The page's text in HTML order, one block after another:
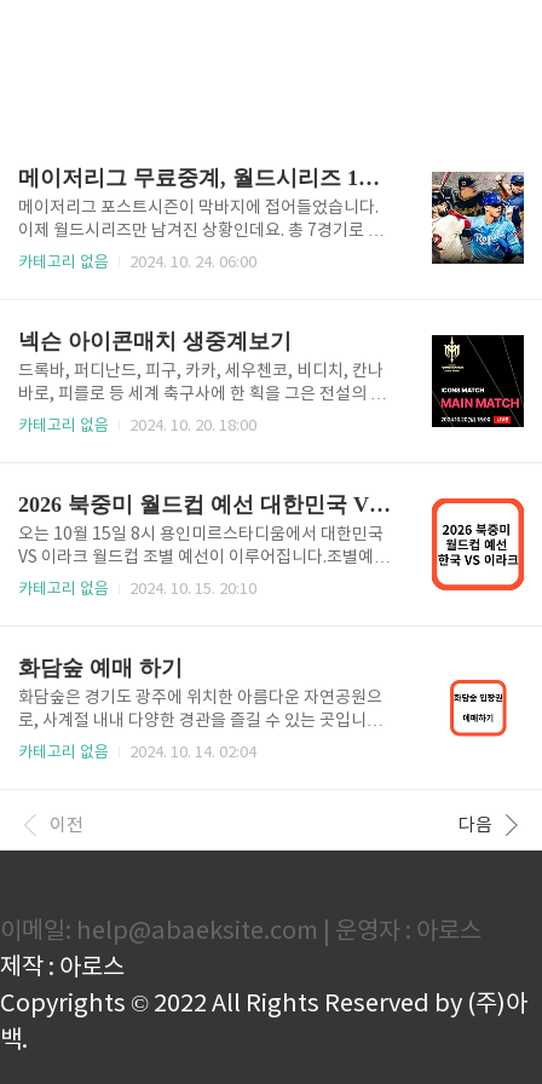
메이저리그 무료중계, 월드시리즈 1차전
메이저리그 포스트시즌이 막바지에 접어들었습니다.
이제 월드시리즈만 남겨진 상황인데요. 총 7경기로 이
루어지며이번 메이저리그의 승리 팀이 누가 될 것인지
료보기 해외스포츠 중계권 경쟁으로 이제는 언제든지
볼 수 있는 메이저리그, 프리미어리그가 아니게 되었습
니다. 모든 스포츠 중계가 유료화되고 독점중계등으로
그 가격 또한 만만치 않은 비싼 가격이 되었습니다. 그
래서 본경기를 포기하고 하이라이트만 보시는 분들이
는 것보다 시작부터 끝까지 함께하고 싶은..
카테고리 없음 2024. 10. 24. 06:00
넥슨 아이콘매치 생중계보기
드록바, 퍼디난드, 피구, 카카, 세우첸코, 비디치, 칸나
바로, 피를로 등 세계 축구사에 한 획을 그은 전설의 선
수들이 오늘 저녁 서울 상암월드컵경기장에서 대결을
게임 'FC 온라인' 이용자 등 축구 팬들의 관심이 커지고
있습니다. 넥슨 아이콘매치 생중계보기 넥슨 아이콘
매치 생중계 아이콘 매치는 넥슨 축구 게임 'FC 온라
인'과 'FC 모바일'에서 은퇴한 전설적인 선수들로 구성
된 '아이콘 클래스'에 속한 은퇴 선수들이 한국 경기장
카테고리 없음 2024. 10. 20. 18:00
2026 북중미 월드컵 예선 대한민국 VS 이라크
오는 10월 15일 8시 용인미르스타디움에서 대한민국
VS 이라크 월드컵 조별 예선이 이루어집니다.조별예선
1위 자리를 놓고 이라크와 격돌하는 대한민국입니다.
과 이라크의 월드컵 3차 예선이 펼쳐 집니다.이번 경기
는 용인미르스타디움에서 진행되며, 직관하시는 분들
이 많으실꺼라 생각합니다.하지만 집에서 시청해야하
시는 분들이 더 많을 것으로 생각되어 어디서 중계하는
지 알려드리려 합니다.이번 경기의 중계는 KBS 와 쿠팡
에서 중계해주는 방송은 지상파 방송으로밖에 송출해
주지 않으니 집에서 티비..
카테고리 없음 2024. 10. 15. 20:10
화담숲 예매 하기
화담숲은 경기도 광주에 위치한 아름다운 자연공원으
로, 사계절 내내 다양한 경관을 즐길 수 있는 곳입니다.
특히 가을철에는 단풍이 아름다워 많은 관광객들이 찾
담숲 입장권 예매하기 화담숲 예약 방법 화담숲은 사전
예약제로 운영되기 때문에, 미리 예약을 하지 않으면 입
택을 받을 수 있는 경우도 있으니, 꼭 확인해 보시기 바
랍니다. 1.화담숲 공식 홈페이지 접속 : " 화담숲 공식
홈페이지 "에 접속합니다.2.예약 메뉴 선택 : 홈페이지
상..
카테고리 없음 2024. 10. 14. 02:04
이전 다음
이메일: help@abaeksite.com | 운영자 : 아로스
제작 : 아로스
Copyrights © 2022 All Rights Reserved by (주)아
백.